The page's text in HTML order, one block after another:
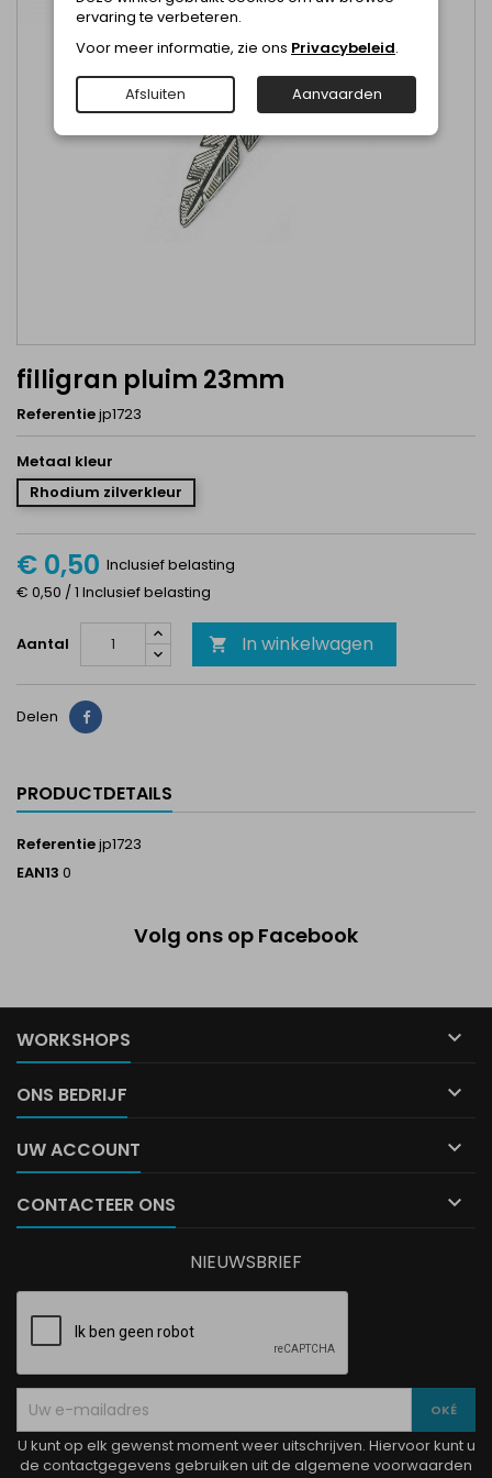
filligran pluim 23mm
Referentiejp1723
Metaal kleur
Rhodium zilverkleur
€ 0,50 Inclusief belasting
€ 0,50 / 1 Inclusief belasting
Aantal  In winkelwagen
Delen Delen
PRODUCTDETAILS
Referentiejp1723
EAN13 0
Volg ons op Facebook
WORKSHOPS 
ONS BEDRIJF 
UW ACCOUNT 
CONTACTEER ONS 
ervaring te verbeteren.
Voor meer informatie, zie ons Privacybeleid.
Afsluiten Aanvaarden
NIEUWSBRIEF
U kunt op elk gewenst moment weer uitschrijven. Hiervoor kunt u
de contactgegevens gebruiken uit de algemene voorwaarden